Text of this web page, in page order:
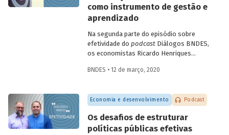
futuras.
como instrumento de gestão e
aprendizado
Na segunda parte do episódio sobre
efetividade do podcastDiálogos BNDES,
os economistas Ricardo Henriques
(BNDES) conversam sobre a importância
evidências, de desenvolver projetos-
piloto para depois dar escala às ações e
rever ou ajustar as iniciativas. Eles
discutem ainda quais são as tendências
BNDES • 12 de março, 2020
Economia e desenvolvimento Podcast
Os desafios de estruturar
políticas públicas efetivas